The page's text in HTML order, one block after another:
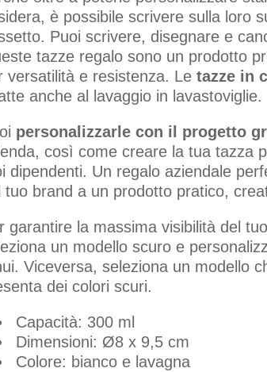
è possibile scrivere sulla loro
Puoi scrivere, disegnare e
tazze regalo sono un prodotto
versatilità e resistenza. Le tazze in
anche al lavaggio in lavastoviglie.
personalizzarle con il progetto
così come creare la tua tazza
dipendenti. Un regalo aziendale
tuo brand a un prodotto pratico,
garantire la massima visibilità del
un modello scuro e
Viceversa, seleziona un modello
dei colori scuri.
Capacità: 300 ml
Dimensioni: Ø8 x 9,5 cm
Colore: bianco e lavagna